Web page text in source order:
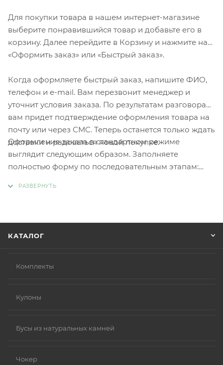
Для покупки товара в нашем интернет-магазине
выберите понравившийся товар и добавьте его в
корзину. Далее перейдите в Корзину и нажмите на
«Оформить заказ» или «Быстрый заказ».
Когда оформляете быстрый заказ, напишите ФИО,
телефон и e-mail. Вам перезвонит менеджер и
уточнит условия заказа. По результатам разговора
вам придет подтверждение оформления товара на
почту или через СМС. Теперь останется только ждать
доставки и радоваться новой покупке.
Оформление заказа в стандартном режиме
выглядит следующим образом. Заполняете
полностью форму по последовательным этапам:
КАТАЛОГ
Комплекты
Кулоны
Бусы из натуральных камней
Чокер